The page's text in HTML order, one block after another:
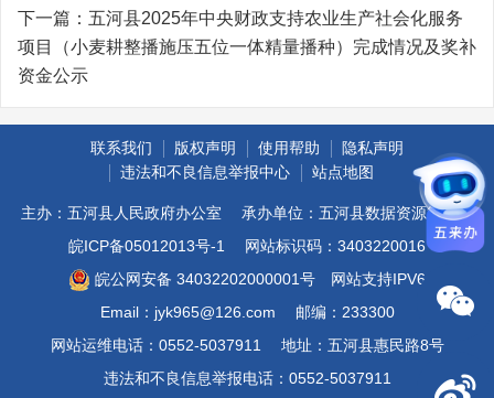
下一篇： 五河县2025年中央财政支持农业生产社会化服务
项目（小麦耕整播施压五位一体精量播种）完成情况及奖补
资金公示
联系我们 版权声明 使用帮助
隐私声明
违法和不良信息举报中心
站点地图
主办：五河县人民政府办公室
承办单位：五河县数据资源管理局
皖ICP备05012013号-1
网站标识码：3403220016
皖公网安备 34032202000001号
网站支持IPV6
Email：jyk965@126.com
邮编：233300
网站运维电话：0552-5037911
地址：五河县惠民路8号
违法和不良信息举报电话：0552-5037911